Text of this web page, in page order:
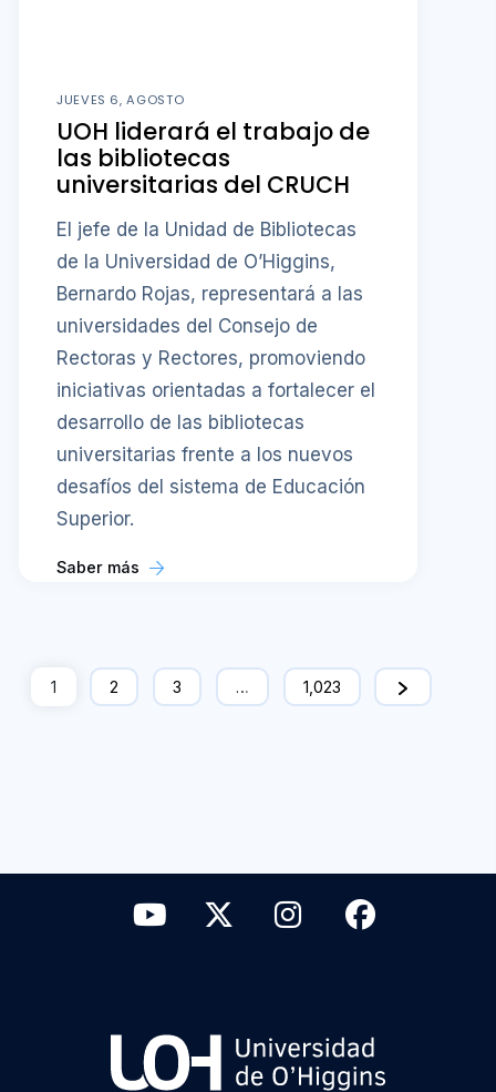
JUEVES 6, AGOSTO
UOH liderará el trabajo de
las bibliotecas
universitarias del CRUCH
El jefe de la Unidad de Bibliotecas
de la Universidad de O’Higgins,
Bernardo Rojas, representará a las
universidades del Consejo de
Rectoras y Rectores, promoviendo
iniciativas orientadas a fortalecer el
desarrollo de las bibliotecas
universitarias frente a los nuevos
desafíos del sistema de Educación
Superior.
Saber más
1 2 3 … 1,023